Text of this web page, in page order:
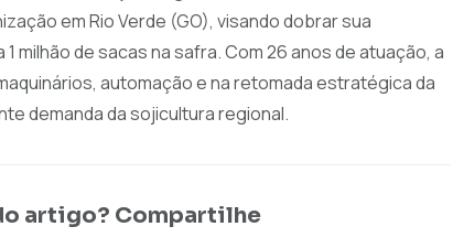
em Rio Verde (GO), visando dobrar sua
milhão de sacas na safra. Com 26 anos de atuação, a
automação e na retomada estratégica da
demanda da sojicultura regional.
artigo? Compartilhe